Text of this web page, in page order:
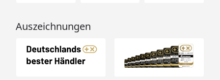
Auszeichnungen